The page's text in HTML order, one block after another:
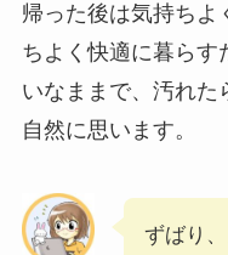
帰った後は気持ちよ
ちよく快適に暮らす
いなままで、汚れた
自然に思います。
ずばり